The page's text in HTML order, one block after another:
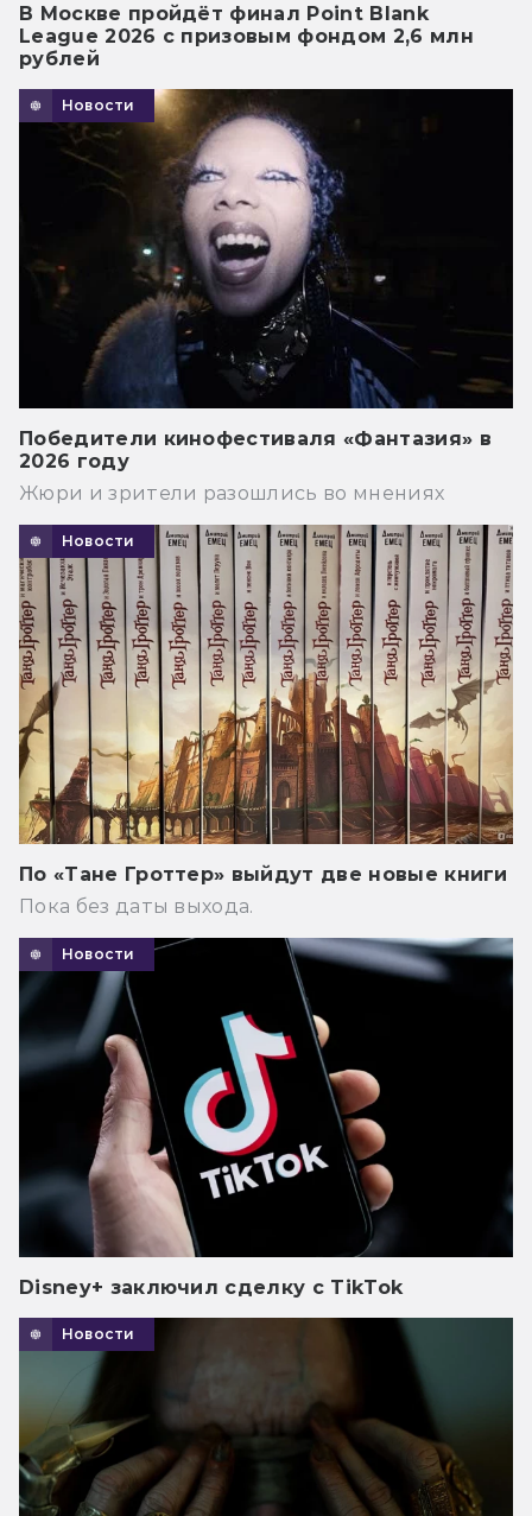
В Москве пройдёт финал Point Blank
League 2026 с призовым фондом 2,6 млн
рублей
Новости
Победители кинофестиваля «Фантазия» в
2026 году
Жюри и зрители разошлись во мнениях
Новости
По «Тане Гроттер» выйдут две новые книги
Пока без даты выхода.
Новости
Disney+ заключил сделку с TikTok
Новости